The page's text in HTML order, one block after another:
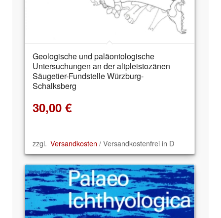
Geologische und paläontologische
Untersuchungen an der altpleistozänen
Säugetier-Fundstelle Würzburg-
Schalksberg
30,00 €
zzgl. Versandkosten / Versandkostenfrei in D